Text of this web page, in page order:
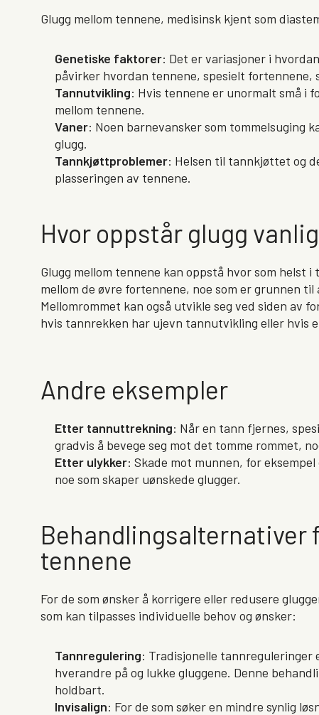
Glugg mellom tennene, medisinsk kjent som
Genetiske faktorer: Det er variasjoner i
påvirker hvordan tennene, spesielt
Tannutvikling: Hvis tennene er unormalt små i
mellom tennene.
Vaner: Noen barnevansker som tommelsuging
glugg.
Tannkjøttproblemer: Helsen til tannkjøttet og
plasseringen av tennene.
Hvor oppstår glugg
Glugg mellom tennene kan oppstå hvor som helst
mellom de øvre fortennene, noe som er grunnen
Mellomrommet kan også utvikle seg ved siden av
hvis tannrekken har ujevn tannutvikling eller hvis
Andre eksempler
Etter tannuttrekning: Når en tann fjernes,
gradvis å bevege seg mot det tomme rommet,
Etter ulykker: Skade mot munnen, for
noe som skaper uønskede glugger.
Behandlingsalternativer
tennene
For de som ønsker å korrigere eller redusere
som kan tilpasses individuelle behov og ønsker:
Tannregulering: Tradisjonelle
hverandre på og lukke gluggene. Denne
holdbart.
Invisalign: For de som søker en mindre synlig